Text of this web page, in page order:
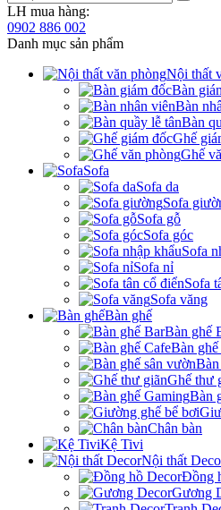
LH mua hàng:
0902 886 002
Danh mục sản phẩm
Nội thất
Bàn
Bàn
Bàn
Ghế
Ghế
Sofa
Sofa da
Sofa
Sofa gỗ
Sofa góc
Sofa
Sofa nỉ
Sofa
Sofa văng
Bàn ghế
Bàn ghế
Bàn
Ghế thư
Bàn
Chân bàn
Kệ Tivi
Nội thất
Đồng
Gương